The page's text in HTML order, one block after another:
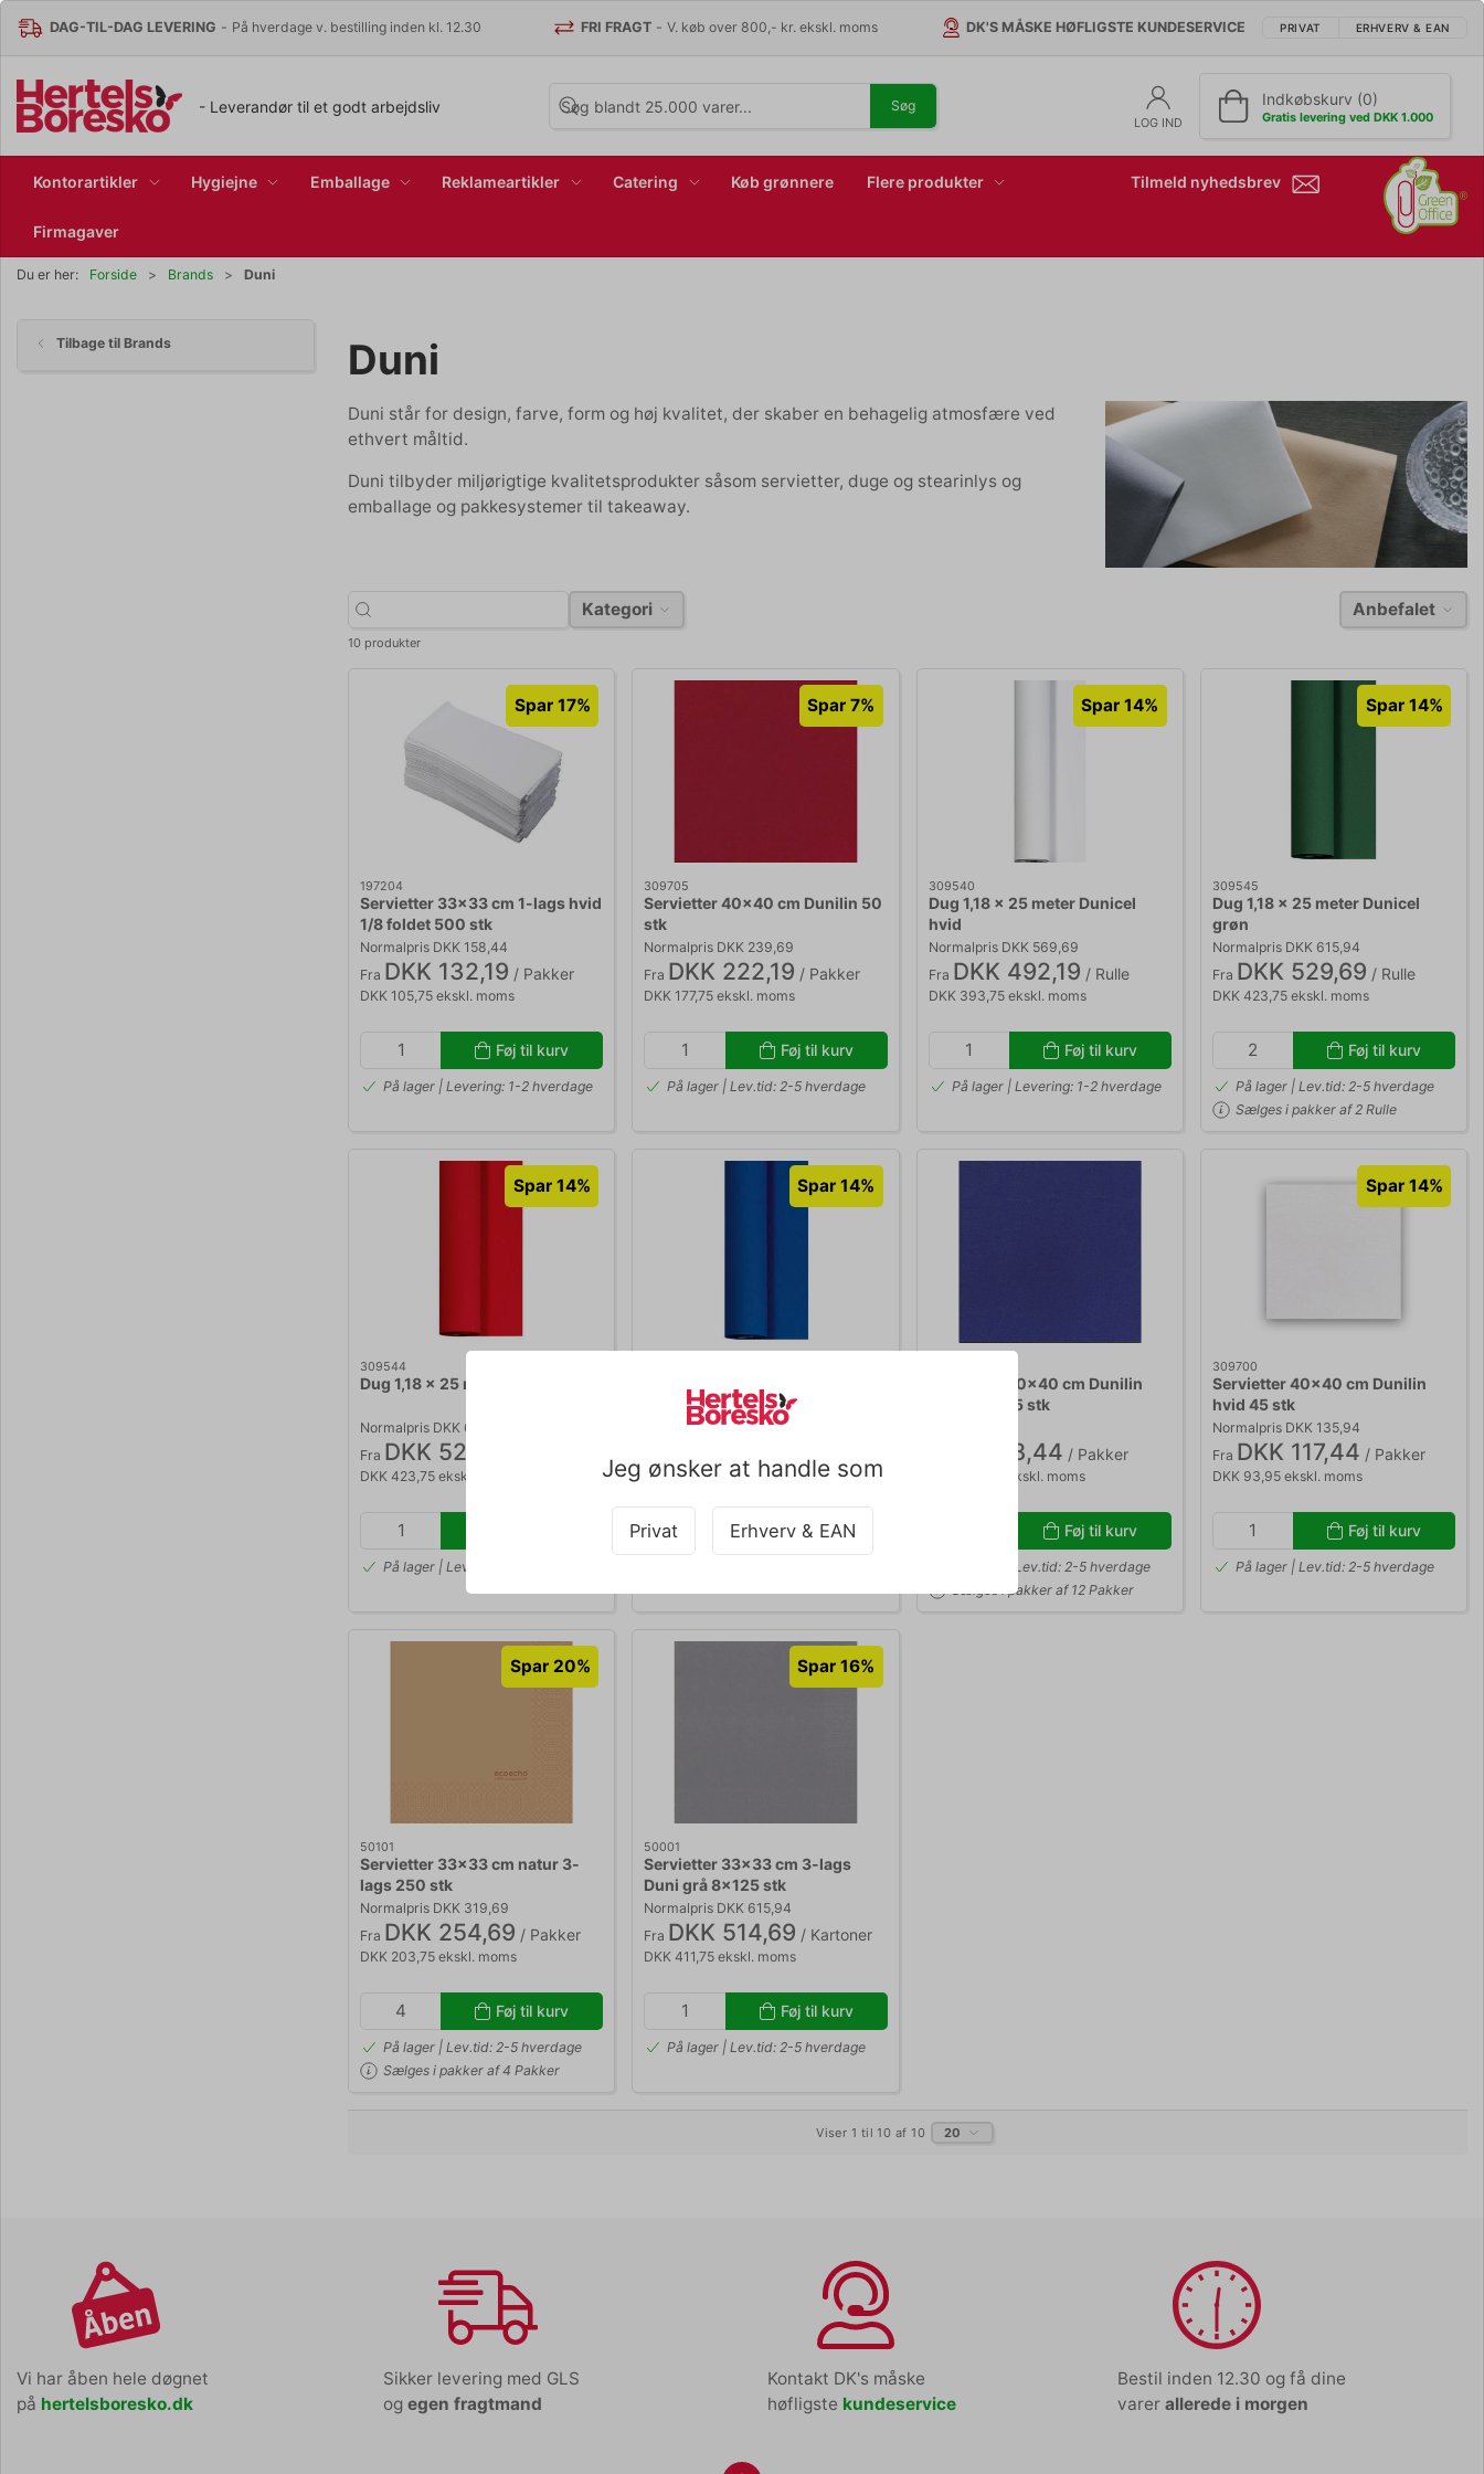
DAG-TIL-DAG LEVERING - På hverdage v. bestilling inden kl. 12.30 FRI FRAGT -V. køb over 800,- kr. ekskl. moms DK'S MÅSKE HØFLIGSTE KUNDESERVICE PRIVAT ERHVERV & EAN
- Leverandør til et godt arbejdsliv Søg
LOG IND
Indkøbskurv (0)
Gratis levering ved DKK 1.000
Kontorartikler Hygiejne Emballage Reklameartikler Catering Køb grønnere Flere produkter
Firmagaver
Tilmeld nyhedsbrev
Du er her: Forside Brands Duni
Jeg ønsker at handle som
Privat Erhverv & EAN
Tilbage til Brands Duni
Duni står for design, farve, form og høj kvalitet, der skaber en behagelig atmosfære ved
ethvert måltid.
Duni tilbyder miljørigtige kvalitetsprodukter såsom servietter, duge og stearinlys og
emballage og pakkesystemer til takeaway.
Kategori Anbefalet
10 produkter
Spar 17%
197204
Servietter 33x33 cm 1-lags hvid
1/8 foldet 500 stk
Normalpris DKK 158,44
Fra DKK 132,19 / Pakker
DKK 105,75 ekskl. moms
Føj til kurv
På lager | Levering: 1-2 hverdage
Spar 7%
309705
Servietter 40x40 cm Dunilin 50
stk
Normalpris DKK 239,69
Fra DKK 222,19 / Pakker
DKK 177,75 ekskl. moms
Føj til kurv
På lager | Lev.tid: 2-5 hverdage
Spar 14%
309540
Dug 1,18 x 25 meter Dunicel
hvid
Normalpris DKK 569,69
Fra DKK 492,19 / Rulle
DKK 393,75 ekskl. moms
Føj til kurv
På lager | Levering: 1-2 hverdage
Spar 14%
309545
Dug 1,18 x 25 meter Dunicel
grøn
Normalpris DKK 615,94
Fra DKK 529,69 / Rulle
DKK 423,75 ekskl. moms
Føj til kurv
På lager | Lev.tid: 2-5 hverdage
Sælges i pakker af 2 Rulle
Spar 14%
309544
Dug 1,18 x 25 meter Dunicel rød
Normalpris DKK 615,94
Fra DKK 529,69
DKK 423,75 ekskl. moms
På lager | Lev.tid: 2-5 hverdage
Spar 14%
mørkeblå
Normalpris DKK 615,94
DKK 529,69
DKK 423,75 ekskl. moms
Føj til kurv
Servietter 40x40 cm Dunilin
mørkeblå 45 stk
DKK 258,44 / Pakker
DKK 206,75 ekskl. moms
Føj til kurv
På lager | Lev.tid: 2-5 hverdage
Sælges i pakker af 12 Pakker
Spar 14%
309700
Servietter 40x40 cm Dunilin
hvid 45 stk
Normalpris DKK 135,94
Fra DKK 117,44 / Pakker
DKK 93,95 ekskl. moms
Føj til kurv
På lager | Lev.tid: 2-5 hverdage
Spar 20%
50101
Servietter 33x33 cm natur 3-
lags 250 stk
Normalpris DKK 319,69
Fra DKK 254,69 / Pakker
DKK 203,75 ekskl. moms
Føj til kurv
På lager | Lev.tid: 2-5 hverdage
Sælges i pakker af 4 Pakker
Spar 16%
50001
Servietter 33x33 cm 3-lags
Duni grå 8x125 stk
Normalpris DKK 615,94
Fra DKK 514,69 / Kartoner
DKK 411,75 ekskl. moms
Føj til kurv
På lager | Lev.tid: 2-5 hverdage
Viser 1 til 10 af 10 20
Vi har åben hele døgnet
på hertelsboresko.dk
Sikker levering med GLS
ogegen fragtmand
Kontakt DK's måske
høfligste kundeservice
Bestil inden 12.30 og få dine
varer allerede i morgen